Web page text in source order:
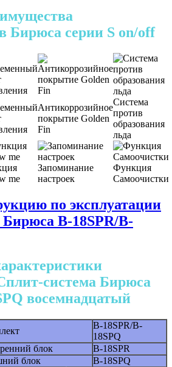
Бирюса серии S on/off
Антикоррозийное
покрытие Golden
Fin
Система
против
образования
льда
me
Запоминание
настроек
Функция
Самоочистки
по эксплуатации
B-18SPR/B-
система Бирюса
восемнадцатый
B-18SPR/B-
18SPQ
блок
B-18SPR
блок
B-18SPQ